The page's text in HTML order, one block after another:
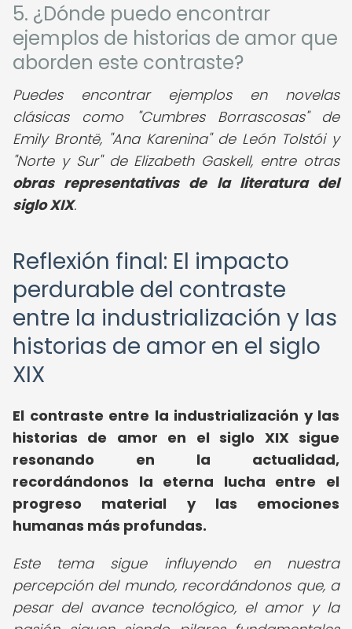
5. ¿Dónde puedo encontrar
ejemplos de historias de amor que
aborden este contraste?
Puedes encontrar ejemplos en novelas
clásicas como "Cumbres Borrascosas" de
Emily Brontë, "Ana Karenina" de León Tolstói y
"Norte y Sur" de Elizabeth Gaskell, entre otras
obras representativas de la literatura del
siglo XIX.
Reflexión final: El impacto
perdurable del contraste
entre la industrialización y las
historias de amor en el siglo
XIX
El contraste entre la industrialización y las
historias de amor en el siglo XIX sigue
resonando en la actualidad,
recordándonos la eterna lucha entre el
progreso material y las emociones
humanas más profundas.
Este tema sigue influyendo en nuestra
percepción del mundo, recordándonos que, a
pesar del avance tecnológico, el amor y la